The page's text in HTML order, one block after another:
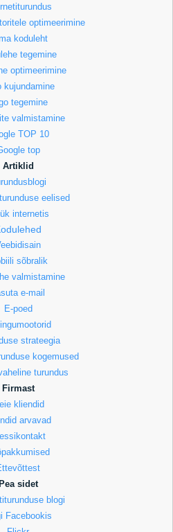
optimeerimine
koduleht
tegemine
optimeerimine
kujundamine
tegemine
valmistamine
TOP 10
top
Artiklid
eelised
internetis
sõbralik
valmistamine
e-mail
E-poed
strateegia
kogemused
turundus
Firmast
kliendid
arvavad
sidet
blogi
Facebookis